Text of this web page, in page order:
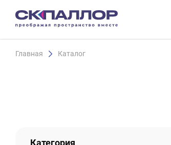
Главная Каталог
Категория